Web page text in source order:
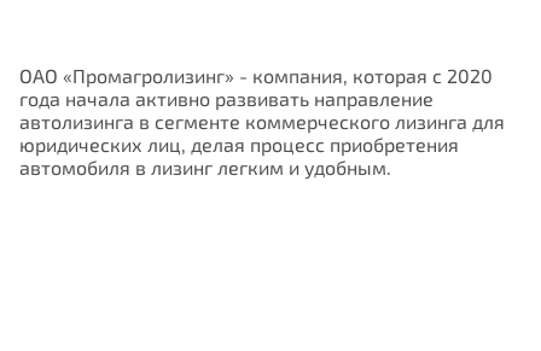
ОАО «Промагролизинг» - компания, которая с 2020
года начала активно развивать направление
автолизинга в сегменте коммерческого лизинга для
юридических лиц, делая процесс приобретения
автомобиля в лизинг легким и удобным.